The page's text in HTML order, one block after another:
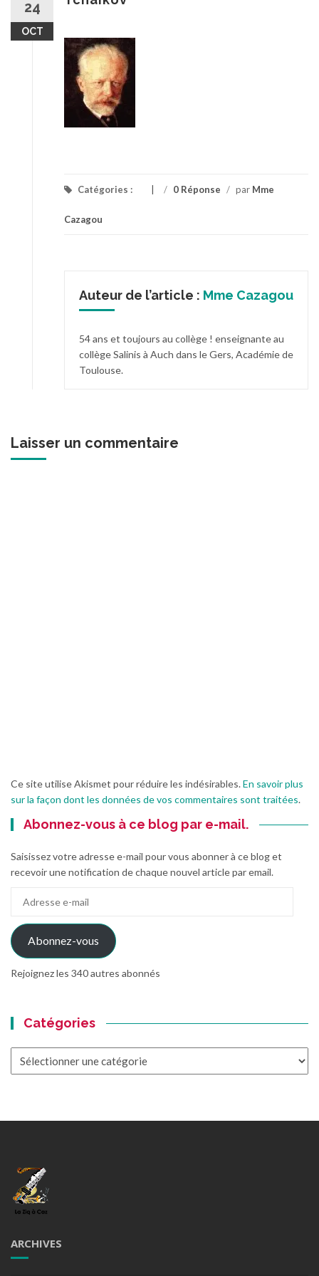
24
OCT
Catégories : / 0 Réponse / par Mme
Cazagou
Auteur de l’article : Mme Cazagou
54 ans et toujours au collège ! enseignante au
collège Salinis à Auch dans le Gers, Académie de
Toulouse.
Laisser un commentaire
Ce site utilise Akismet pour réduire les indésirables.En savoir plus
sur la façon dont les données de vos commentaires sont traitées.
Abonnez-vous à ce blog par e-mail.
Saisissez votre adresse e-mail pour vous abonner à ce blog et
recevoir une notification de chaque nouvel article par email.
mail
Abonnez-vous
Rejoignez les 340 autres abonnés
Catégories
ARCHIVES